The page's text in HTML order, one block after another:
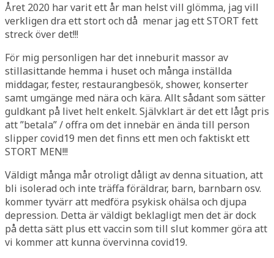
Året 2020 har varit ett år man helst vill glömma, jag vill
verkligen dra ett stort och då menar jag ett STORT fett
streck över det!!!
För mig personligen har det inneburit massor av
stillasittande hemma i huset och många inställda
middagar, fester, restaurangbesök, shower, konserter
samt umgänge med nära och kära. Allt sådant som sätter
guldkant på livet helt enkelt. Självklart är det ett lågt pris
att ”betala” / offra om det innebär en ända till person
slipper covid19 men det finns ett men och faktiskt ett
STORT MEN!!!
Väldigt många mår otroligt dåligt av denna situation, att
bli isolerad och inte träffa föräldrar, barn, barnbarn osv.
kommer tyvärr att medföra psykisk ohälsa och djupa
depression. Detta är väldigt beklagligt men det är dock
på detta sätt plus ett vaccin som till slut kommer göra att
vi kommer att kunna övervinna covid19.